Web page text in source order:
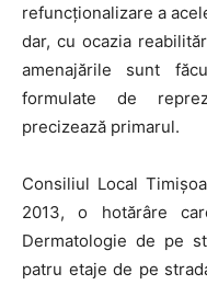
refuncționalizare a
dar, cu ocazia
amenajările sunt
formulate de
precizează primarul.
Consiliul Local
2013, o hotărâre
Dermatologie de pe
patru etaje de pe